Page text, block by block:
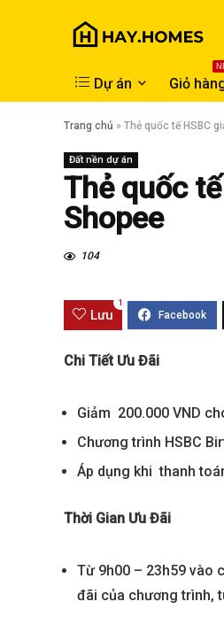
Dự án Giỏ
Trang chủ » Thẻ quốc tế HSBC
Đất nền dự án
Thẻ quốc
Shopee
104
Lưu
1
Chi Tiết Ưu Đãi
Giảm 200.000 VND
Chương trình HSBC
Áp dụng khi thanh
Thời Gian Ưu Đãi
Từ 9h00 – 23h59 vào
đãi của chương trình,